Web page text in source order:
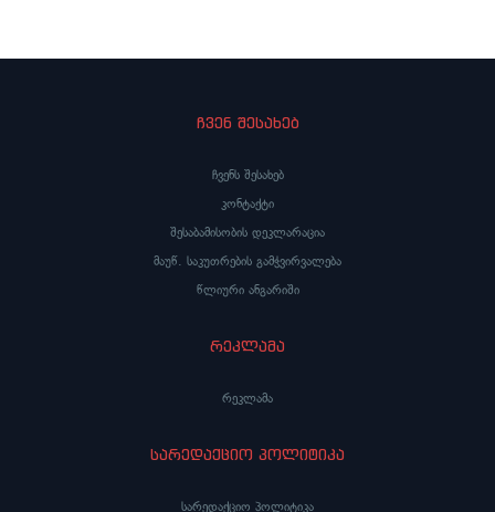
ჩვენ შესახებ
ჩვენს შესახებ
კონტაქტი
შესაბამისობის დეკლარაცია
მაუწ. საკუთრების გამჭვირვალება
წლიური ანგარიში
რეკლამა
რეკლამა
სარედაქციო პოლიტიკა
სარედაქციო პოლიტიკა